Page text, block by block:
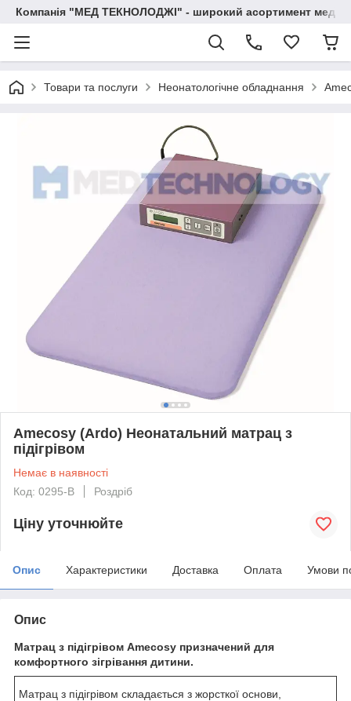
Компанія "МЕД ТЕКНОЛОДЖІ" - широкий асортимент
Товари та послуги Неонатологічне обладнання
Amecosy (Ardo) Неонатальний матрац з
підігрівом
Немає в наявності
Код: 0295-B
Роздріб
Ціну уточнюйте
Опис Характеристики Доставка Оплата Умови
Опис
Матрац з підігрівом Amecosy призначений для
комфортного зігрівання дитини.
Матрац з підігрівом складається з жорсткої основи,